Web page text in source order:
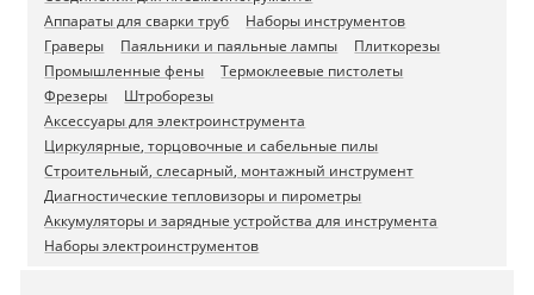
Аппараты для сварки труб
Наборы инструментов
Граверы
Паяльники и паяльные лампы
Плиткорезы
Промышленные фены
Термоклеевые пистолеты
Фрезеры
Штроборезы
Аксессуары для электроинструмента
Циркулярные, торцовочные и сабельные пилы
Строительный, слесарный, монтажный инструмент
Диагностические тепловизоры и пирометры
Аккумуляторы и зарядные устройства для инструмента
Наборы электроинструментов